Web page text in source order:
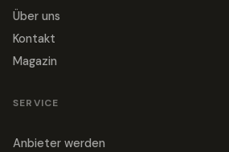
Über uns
Kontakt
Magazin
SERVICE
Anbieter werden